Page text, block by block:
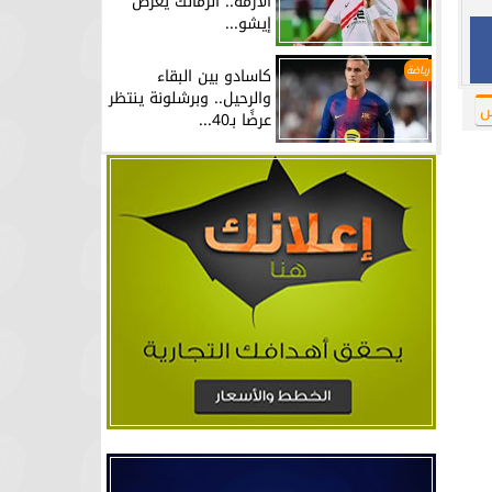
إيشو...
رياضة كاسادو بين البقاء
والرحيل.. وبرشلونة ينتظر
عرضًا بـ40...